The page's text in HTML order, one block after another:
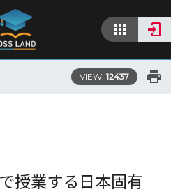
VIEW: 12437
授業する日本固有